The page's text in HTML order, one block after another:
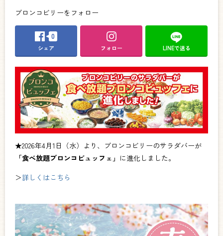
ブロンコビリーをフォロー
0
シェア フォロー LINEで送る
★2026年4月1日（水）より、ブロンコビリーのサラダバーが
「食べ放題ブロンコビュッフェ」 に進化しました。
＞詳しくはこちら